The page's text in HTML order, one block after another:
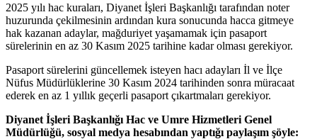
2025 yılı hac kuraları, Diyanet İşleri Başkanlığı tarafından noter
huzurunda çekilmesinin ardından kura sonucunda hacca gitmeye
hak kazanan adaylar, mağduriyet yaşamamak için pasaport
sürelerinin en az 30 Kasım 2025 tarihine kadar olması gerekiyor.
Pasaport sürelerini güncellemek isteyen hacı adayları İl ve İlçe
Nüfus Müdürlüklerine 30 Kasım 2024 tarihinden sonra müracaat
ederek en az 1 yıllık geçerli pasaport çıkartmaları gerekiyor.
Diyanet İşleri Başkanlığı Hac ve Umre Hizmetleri Genel
Müdürlüğü, sosyal medya hesabından yaptığı paylaşım şöyle: